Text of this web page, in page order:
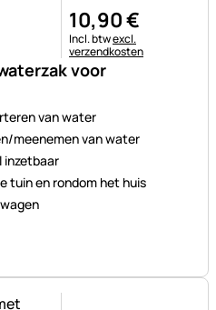
voor
van water
meenemen van water
inzetbaar
tuin en rondom het huis
10,90€
Belastinginformatie:
Incl. btwexcl.
verzendkosten